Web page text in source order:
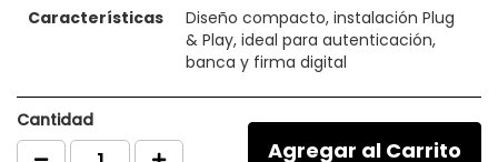
Características
Diseño compacto, instalación Plug
& Play, ideal para autenticación,
banca y firma digital
Cantidad
Agregar al Carrito